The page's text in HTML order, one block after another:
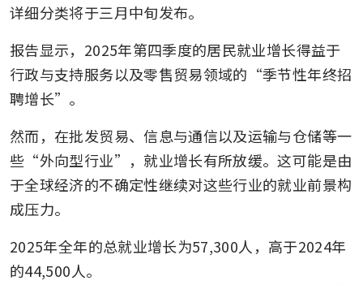
详细分类将于三月中旬发布。
报告显示，2025年第四季度的居民就业增长得益于
行政与支持服务以及零售贸易领域的“季节性年终招
聘增长”。
然而，在批发贸易、信息与通信以及运输与仓储等一
些“外向型行业”，就业增长有所放缓。这可能是由
于全球经济的不确定性继续对这些行业的就业前景构
成压力。
2025年全年的总就业增长为57,300人，高于2024年
的44,500人。